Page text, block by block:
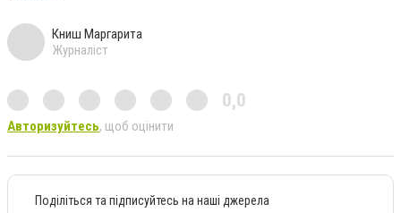
Книш Маргарита
Журналіст
0,0
Авторизуйтесь, щоб оцінити
Поділіться та підписуйтесь на наші джерела